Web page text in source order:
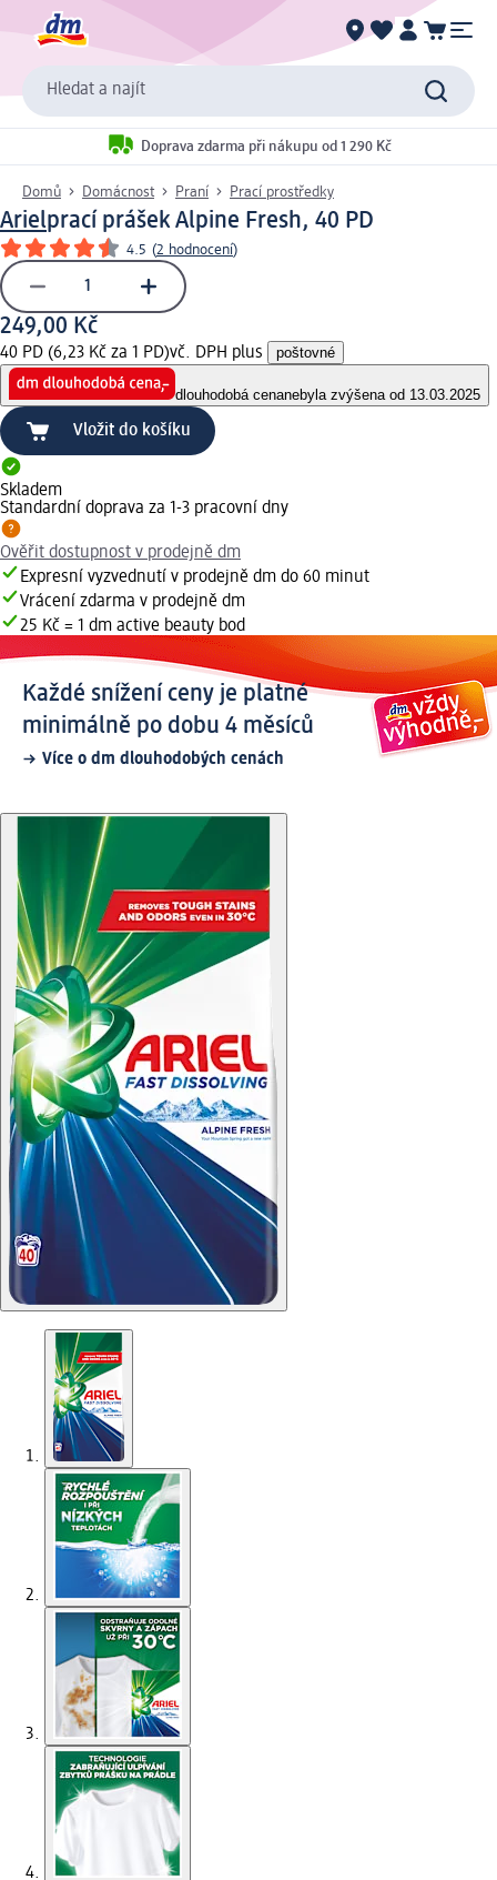
Hledat a najít
Doprava zdarma při nákupu od 1 290 Kč
Domů Domácnost Praní Prací prostředky
Arielprací prášek Alpine Fresh, 40 PD
4.5 (2 hodnocení)
249,00 Kč
40 PD (6,23 Kč za 1 PD)vč. DPH plus poštovné
dlouhodobá cenanebyla zvýšena od 13.03.2025
Vložit do košíku
Skladem
Standardní doprava za 1-3 pracovní dny
Ověřit dostupnost v prodejně dm
Expresní vyzvednutí v prodejně dm do 60 minut
Vrácení zdarma v prodejně dm
25 Kč = 1 dm active beauty bod
Každé snížení ceny je platné
minimálně po dobu 4 měsíců
Více o dm dlouhodobých cenách